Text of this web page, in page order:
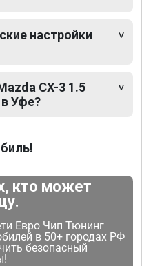
настройки
CX-3 1.5
Уфе?
кто может
Евро Чип Тюнинг
в 50+ городах РФ
безопасный